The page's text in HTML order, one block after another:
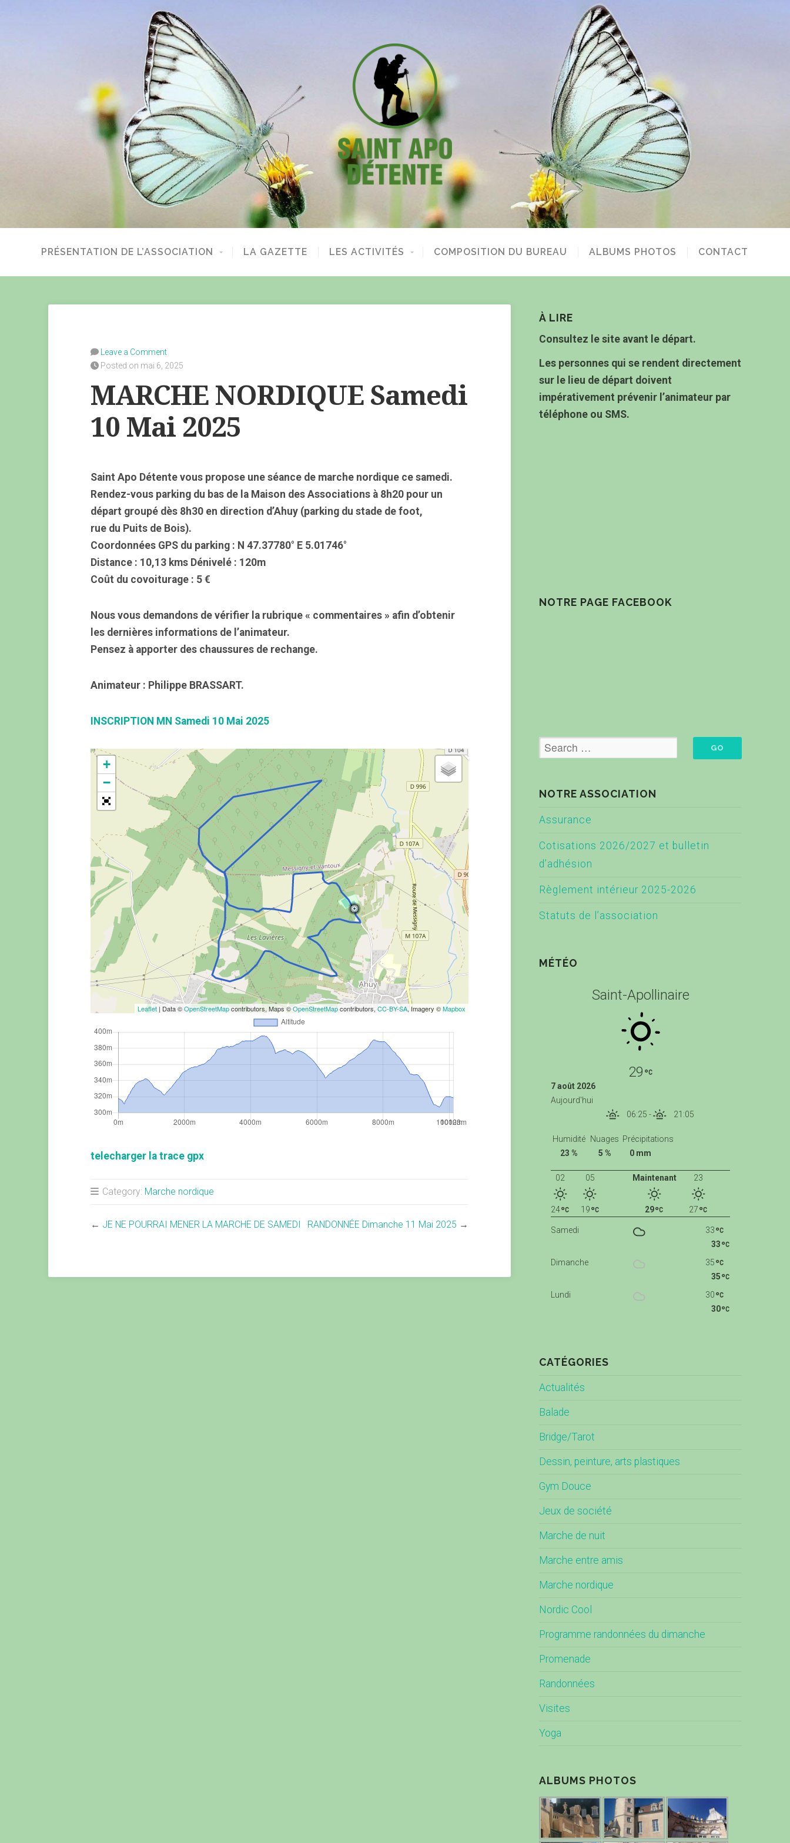
PRÉSENTATION DE L’ASSOCIATION LA GAZETTE LES ACTIVITÉS COMPOSITION DU BUREAU ALBUMS PHOTOS CONTACT
Leave a Comment
Posted on mai 6, 2025
MARCHE NORDIQUE Samedi
10 Mai 2025
Saint Apo Détente vous propose une séance de marche nordique ce samedi.
Rendez-vous parking du bas de la Maison des Associations à 8h20 pour un
départ groupé dès 8h30 en direction d’Ahuy (parking du stade de foot,
rue du Puits de Bois).
Coordonnées GPS du parking : N 47.37780° E 5.01746°
Distance : 10,13 kms Dénivelé : 120m
Coût du covoiturage : 5 €
Nous vous demandons de vérifier la rubrique « commentaires » afin d’obtenir
les dernières informations de l’animateur.
Pensez à apporter des chaussures de rechange.
Animateur : Philippe BRASSART.
INSCRIPTION MN Samedi 10 Mai 2025
+
−
Leaflet | Data ©OpenStreetMapcontributors, Maps ©OpenStreetMapcontributors,CC-BY-SA, Imagery ©Mapbox
telecharger la trace gpx
Category: Marche nordique
← JE NE POURRAI MENER LA MARCHE DE SAMEDI RANDONNÉE Dimanche 11 Mai 2025 →
À LIRE
Consultez le site avant le départ.
Les personnes qui se rendent directement
sur le lieu de départ doivent
impérativement prévenir l’animateur par
téléphone ou SMS.
NOTRE PAGE FACEBOOK
NOTRE ASSOCIATION
Assurance
Cotisations 2026/2027 et bulletin
d’adhésion
Règlement intérieur 2025-2026
Statuts de l’association
MÉTÉO
Saint-Apollinaire
29
7 août 2026
Aujourd'hui
06:25 - 21:05
Humidité
23 %
Nuages
5 %
Précipitations
0 mm
Maintenant
29
23
27
02
24
05
19
Samedi
33
33
Dimanche
35
35
Lundi
30
30
CATÉGORIES
Actualités
Balade
Bridge/Tarot
Dessin, peinture, arts plastiques
Gym Douce
Jeux de société
Marche de nuit
Marche entre amis
Marche nordique
Nordic Cool
Programme randonnées du dimanche
Promenade
Randonnées
Visites
Yoga
ALBUMS PHOTOS